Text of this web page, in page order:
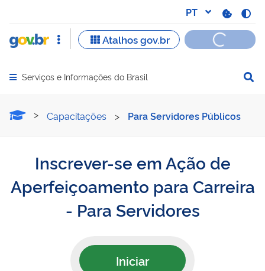
Abrir menu principal de navegação
Serviços e Informações do Brasil
Inscrever-se em Ação de
Capacitações > Para Servidores Públicos
Inscrever-se em Ação de
Aperfeiçoamento para Carreira​
- Para Servidores
Iniciar